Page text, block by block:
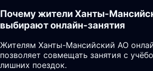
Почему жителиХанты-
выбирают онлайн-занятия
Жителям Ханты-Мансийский АО
позволяет совмещать занятия с
лишних поездок.